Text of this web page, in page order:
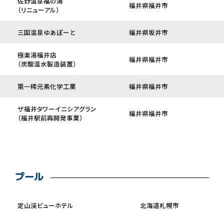
（リニューアル）
福井県福井市
三国温泉ゆあぽーと 福井県坂井市
極楽湯福井店
（炭酸温水製造装置）
福井県福井市
第一稀元素化学工業 福井県福井市
ザ福井タワーイニシアグラン
（福井駅前再開発事業）
福井県福井市
プール
定山渓ビューホテル 北海道札幌市